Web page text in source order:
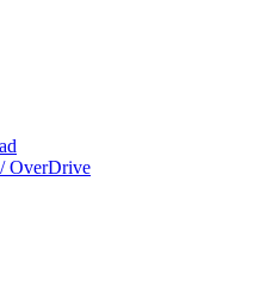
OverDrive